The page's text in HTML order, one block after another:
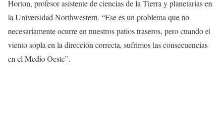
Horton, profesor asistente de ciencias de la Tierra y planetarias en
la Universidad Northwestern. “Ese es un problema que no
necesariamente ocurre en nuestros patios traseros, pero cuando el
viento sopla en la dirección correcta, sufrimos las consecuencias
en el Medio Oeste”.